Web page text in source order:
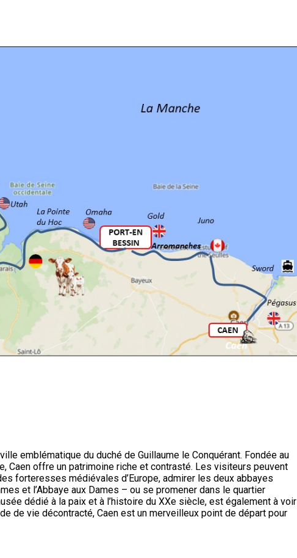
emblématique du duché de Guillaume le Conquérant. Fondée au
Caen offre un patrimoine riche et contrasté. Les visiteurs peuvent
forteresses médiévales d’Europe, admirer les deux abbayes
et l’Abbaye aux Dames – ou se promener dans le quartier
dédié à la paix et à l’histoire du XXe siècle, est également à voir
de vie décontracté, Caen est un merveilleux point de départ pour